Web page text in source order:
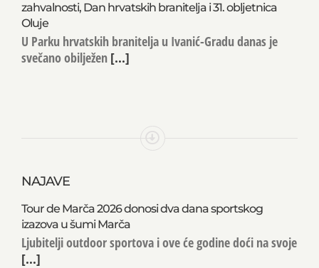
zahvalnosti, Dan hrvatskih branitelja i 31. obljetnica
Oluje
U Parku hrvatskih branitelja u Ivanić-Gradu danas je
svečano obilježen [...]
NAJAVE
Tour de Marča 2026 donosi dva dana sportskog
izazova u šumi Marča
Ljubitelji outdoor sportova i ove će godine doći na svoje
[...]